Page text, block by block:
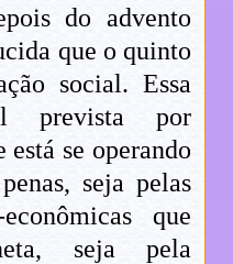
do advento
que o quinto
social. Essa
prevista por
se operando
seja pelas
que
seja pela